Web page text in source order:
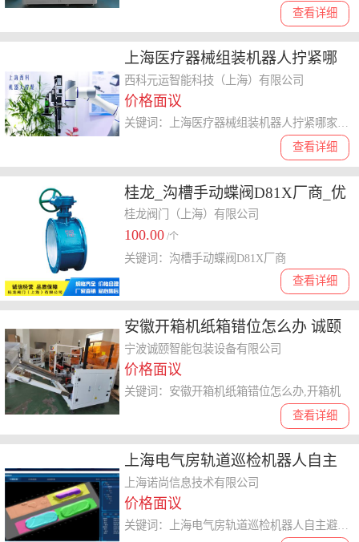
查看详细
上海医疗器械组装机器人拧紧哪
家好 西科元运智能科技供应
西科元运智能科技（上海）有限公司
价格面议
查看详细
桂龙_沟槽手动蝶阀D81X厂商_优
惠中-厂家直供
桂龙阀门（上海）有限公司
100.00 /个
查看详细
关键词：沟槽手动蝶阀D81X厂商
安徽开箱机纸箱错位怎么办 诚颐
包装 宁波诚颐智能包装设备供应
宁波诚颐智能包装设备有限公司
价格面议
查看详细
关键词：安徽开箱机纸箱错位怎么办,开箱机
上海电气房轨道巡检机器人自主
避障工作原理 上海诺尚信息供应
上海诺尚信息技术有限公司
价格面议